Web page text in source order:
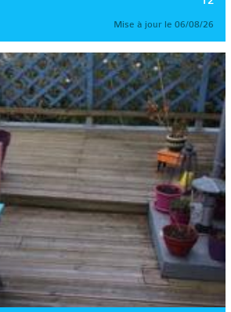
Mise à jour le 06/08/26